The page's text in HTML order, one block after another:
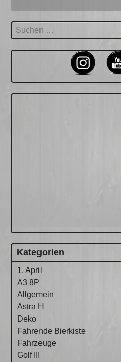
Suchen
nach:
Kategorien
1. April
A3 8P
Allgemein
Astra H
Deko
Fahrende Bierkiste
Fahrzeuge
Golf III